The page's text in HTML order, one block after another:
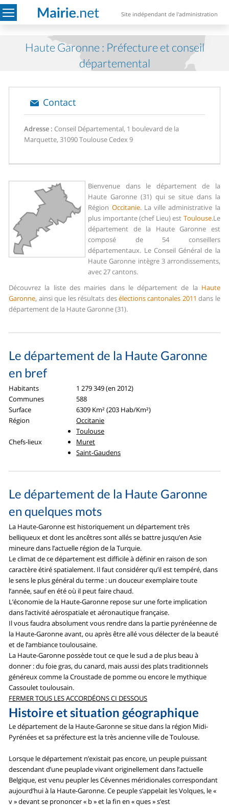
Site indépendant de l'administration
Haute Garonne : Préfecture et conseil
départemental
Contact
Adresse : Conseil Départemental, 1 boulevard de la
Marquette, 31090 Toulouse Cedex 9
Bienvenue dans le département de la
Haute Garonne (31) qui se situe dans la
Région Occitanie. La ville administrative la
plus importante (chef Lieu) est Toulouse.Le
département de la Haute Garonne est
composé de 54 conseillers
départementaux. Le Conseil Général de la
Haute Garonne intègre 3 arrondissements,
avec 27 cantons.
Découvrez la liste des mairies dans le département de la Haute
Garonne, ainsi que les résultats desélections cantonales 2011dans le
département de la Haute Garonne (31).
Le département de la Haute Garonne
en bref
Habitants
1 279 349 (en 2012)
Communes
588
Surface
6309 Km² (203 Hab/Km²)
Région
Occitanie
Chefs-lieux
Toulouse
Muret
Saint-Gaudens
Le département de la Haute Garonne
en quelques mots
La Haute-Garonne est historiquement un département très
belliqueux et dont les ancêtres sont allés se battre jusqu’en Asie
mineure dans l’actuelle région de la Turquie.
Le climat de ce département est difficile à définir en raison de son
caractère étiré spatialement. Il faut considérer qu’il est tempéré, dans
le sens le plus général du terme : un douceur exemplaire toute
l’année, sauf en été où il peut faire chaud.
L’économie de la Haute-Garonne repose sur une forte implication
dans l’activité aérospatiale et aéronautique française.
Il vous faudra absolument vous rendre dans la partie pyrénéenne de
la Haute-Garonne avant, ou après être allé vous délecter de la beauté
et de l’ambiance toulousaine.
La Haute-Garonne possède tout ce que le sud a de plus beau à
donner : du foie gras, du canard, mais aussi des plats traditionnels
généreux comme la Croustade de pomme ou encore le mythique
Cassoulet toulousain.
FERMER TOUS LES ACCORDÉONS CI DESSOUS
Histoire et situation géographique
Le département de la Haute-Garonne se situe dans la région Midi-
Pyrénées et sa préfecture est la très ancienne ville de Toulouse.
Lorsque le département n’existait pas encore, un peuple puissant
descendant d’une peuplade vivant originellement dans l’actuelle
Belgique, est venu peupler les Cévennes méridionales correspondant
aujourd’hui à la Haute-Garonne. Ce peuple s’appelait les Volques, le «
v » devant se prononcer « b » et la fin en « ques » s’est